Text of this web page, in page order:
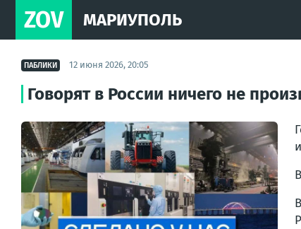
ZOV МАРИУПОЛЬ
ПАБЛИКИ 12 июня 2026, 20:05
Говорят в России ничего не